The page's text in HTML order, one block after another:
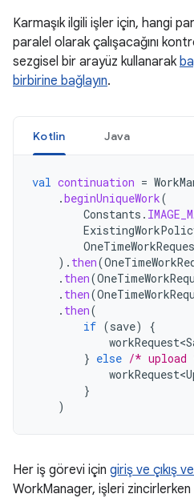
Karmaşık ilgili işler için, hangi
paralel olarak çalışacağını
sezgisel bir arayüz kullanarak
birbirine bağlayın.
Kotlin Java
val continuation =
.beginUniqueWork(
Constants .
). then(
. then(
. then(
. then(
if (save)
{
} else /* upload
}
)
Her iş görevi için giriş ve çıkış
WorkManager, işleri